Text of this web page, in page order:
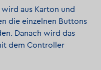
aus Karton und
die einzelnen Buttons
Danach wird das
dem Controller